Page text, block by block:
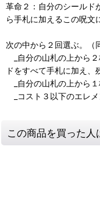
革命２：自分のシールド
ら手札に加えるこの呪文
次の中から２回選ぶ。（
_自分の山札の上から
ドをすべて手札に加え、
_自分の山札の上から１
_コスト３以下のエレメ
この商品を買った